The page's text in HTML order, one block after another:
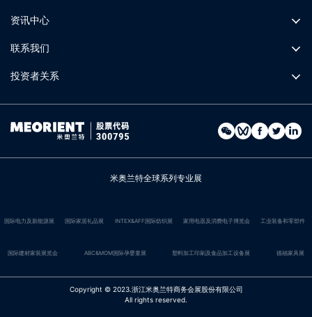
资讯中心
联系我们
投资者关系
米奥兰特全球系列专业展
国际电力及新能源展 国际家居礼品展 INTEX&AFF国际纺织展 家用电器及消费电子博览会 工业装备和零部件
国际建材家装展览会 ABC&MOM国际孕婴童展 塑料加工印刷及食品加工设备展 德福家具展
Copyright © 2023.浙江米奥兰特商务会展股份有限公司
All rights reserved.